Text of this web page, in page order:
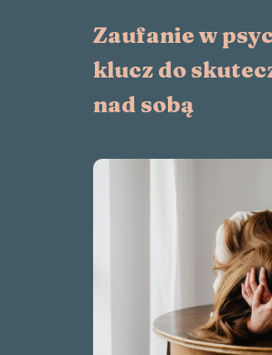
Zaufanie w
klucz do
nad sobą